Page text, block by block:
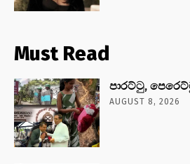
Must Read
පාරට්ටු,
AUGUST 8, 2026